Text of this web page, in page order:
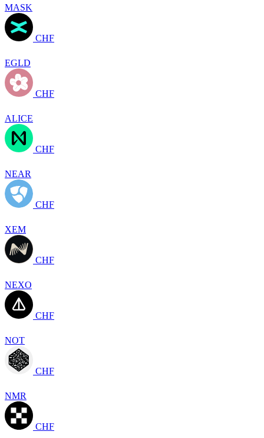
MASK
CHF
EGLD
CHF
ALICE
CHF
NEAR
CHF
XEM
CHF
NEXO
CHF
NOT
CHF
NMR
CHF